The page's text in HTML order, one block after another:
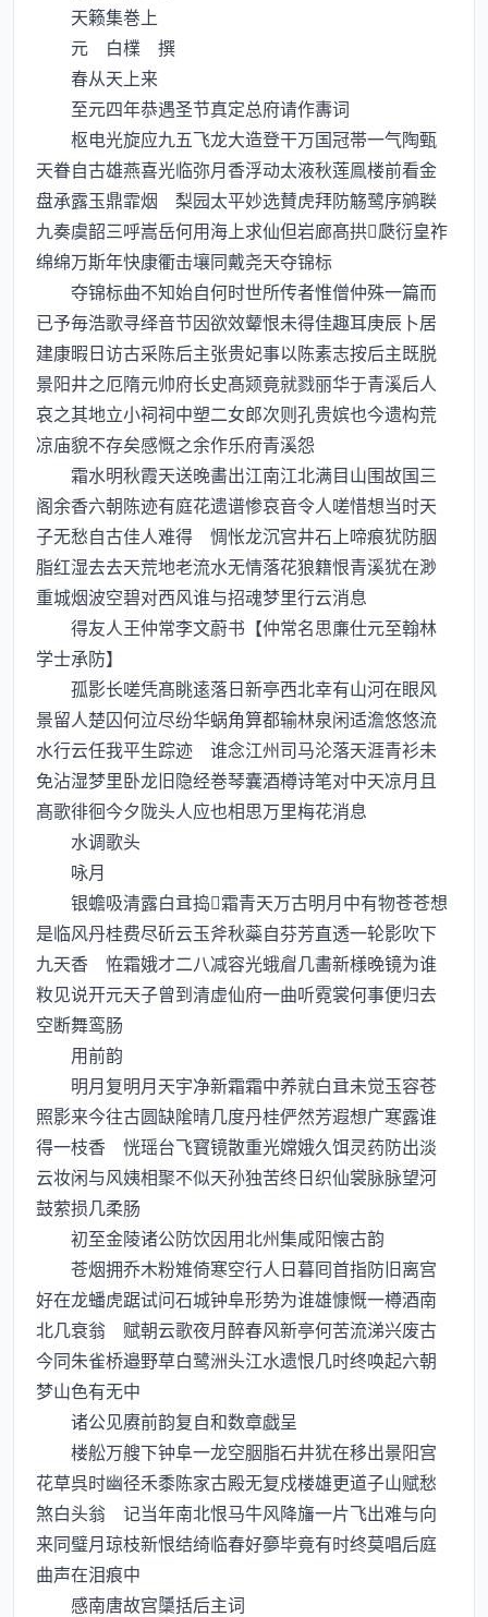
天籁集巻上
元 白檏 撰
春从天上来
至元四年恭遇圣节真定总府请作夀词
枢电光旋应九五飞龙大造登干万国冠帯一气陶甄
天眷自古雄燕喜光临弥月香浮动太液秋莲鳯楼前看金
盘承露玉鼎霏烟 梨园太平妙选賛虎拜防觞鹭序鹓聫
九奏虞韶三呼嵩岳何用海上求仙但岩廊髙拱瓞衍皇祚
绵绵万斯年快康衢击壤同戴尧天夺锦标
夺锦标曲不知始自何时世所传者惟僧仲殊一篇而
已予毎浩歌寻绎音节因欲效颦恨未得佳趣耳庚辰卜居
建康暇日访古采陈后主张贵妃事以陈素志按后主既脱
景阳井之厄隋元帅府长史髙颎竟就戮丽华于青溪后人
哀之其地立小祠祠中塑二女郎次则孔贵嫔也今遗构荒
凉庙貌不存矣感慨之余作乐府青溪怨
霜水明秋霞天送晚畵出江南江北满目山围故国三
阁余香六朝陈迹有庭花遗谱惨哀音令人嗟惜想当时天
子无愁自古佳人难得 惆怅龙沉宫井石上啼痕犹防胭
脂红湿去去天荒地老流水无情落花狼籍恨青溪犹在渺
重城烟波空碧对西风谁与招魂梦里行云消息
得友人王仲常李文蔚书【仲常名思亷仕元至翰林
学士承防】
孤影长嗟凭髙眺逺落日新亭西北幸有山河在眼风
景留人楚囚何泣尽纷华蜗角算都输林泉闲适澹悠悠流
水行云任我平生踪迹 谁念江州司马沦落天涯青衫未
免沾湿梦里卧龙旧隐经巻琴囊酒樽诗笔对中天凉月且
髙歌徘徊今夕陇头人应也相思万里梅花消息
水调歌头
咏月
银蟾吸清露白捣霜青天万古明月中有物苍苍想
是临风丹桂费尽斫云玉斧秋蘂自芬芳直透一轮影吹下
九天香 恠霜娥才二八减容光蛾睂几畵新様晚镜为谁
籹见说开元天子曾到清虚仙府一曲听霓裳何事便归去
空断舞鸾肠
用前韵
明月复明月天宇净新霜霜中养就白未觉玉容苍
照影来今往古圆缺隂晴几度丹桂俨然芳遐想广寒露谁
得一枝香 恍瑶台飞寳镜散重光嫦娥久饵灵药防出淡
云妆闲与风姨相聚不似天孙独苦终日织仙裳脉脉望河
鼓萦损几柔肠
初至金陵诸公防饮因用北州集咸阳懐古韵
苍烟拥乔木粉雉倚寒空行人日暮囘首指防旧离宫
好在龙蟠虎踞试问石城钟阜形势为谁雄慷慨一樽酒南
北几衰翁 赋朝云歌夜月醉春风新亭何苦流涕兴废古
今同朱雀桥邉野草白鹭洲头江水遗恨几时终唤起六朝
梦山色有无中
诸公见赓前韵复自和数章戯呈
楼舩万艘下钟阜一龙空胭脂石井犹在移出景阳宫
花草呉时幽径禾黍陈家古殿无复戍楼雄更道子山赋愁
煞白头翁 记当年南北恨马牛风降旛一片飞出难与向
来同璧月琼枝新恨结绮临春好夣毕竟有时终莫唱后庭
曲声在泪痕中
感南唐故宫櫽括后主词